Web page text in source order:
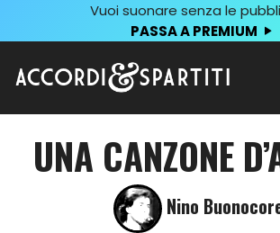
Vuoi suonare senza le
PASSA A PREMIUM
UNA CANZONE
Nino